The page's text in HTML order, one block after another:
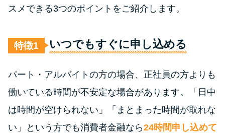
今月の家賃払えない…2ヵ月目に
処法3つ
家賃払えないが強制退去は避け
たい…市役所に相談より賢い方
法2選
街金とは？絶対審査通る？借金
スメできる3つのポイントをご紹介します。
特徴 いつでもすぐに申し込める
パート・アルバイトの方の場合、正社員の方よりも
働いている時間が不安定な場合があります。「日中
は時間が空けられない」「まとまった時間が取れな
い」という方でも消費者金融なら24時間申し込めて